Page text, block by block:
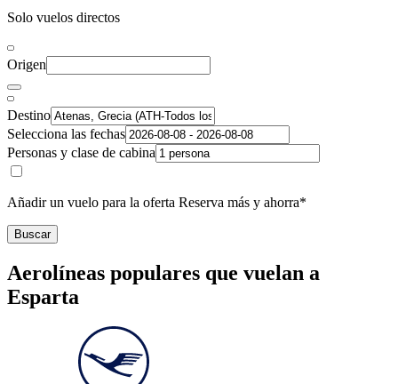
Solo vuelos directos
Origen
Destino
Selecciona las fechas
Personas y clase de cabina
Añadir un vuelo para la oferta Reserva más y ahorra*
Buscar
Aerolíneas populares que vuelan a
Esparta